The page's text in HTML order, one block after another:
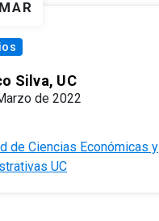
MAR
Silva, UC
de 2022
de Ciencias Económicas y
UC